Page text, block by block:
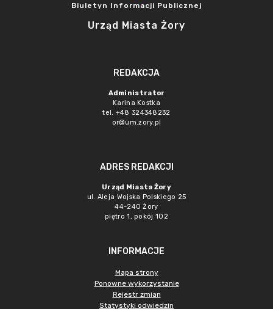
Biuletyn Informacji Publicznej
Urząd Miasta Żory
REDAKCJA
Administrator
Karina Kostka
tel. +48 324348232
or@um.zory.pl
ADRES REDAKCJI
Urząd Miasta Żory
ul. Aleja Wojska Polskiego 25
44-240 Żory
piętro 1, pokój 102
INFORMACJE
Mapa strony
Ponowne wykorzystanie
Rejestr zmian
Statystyki odwiedzin